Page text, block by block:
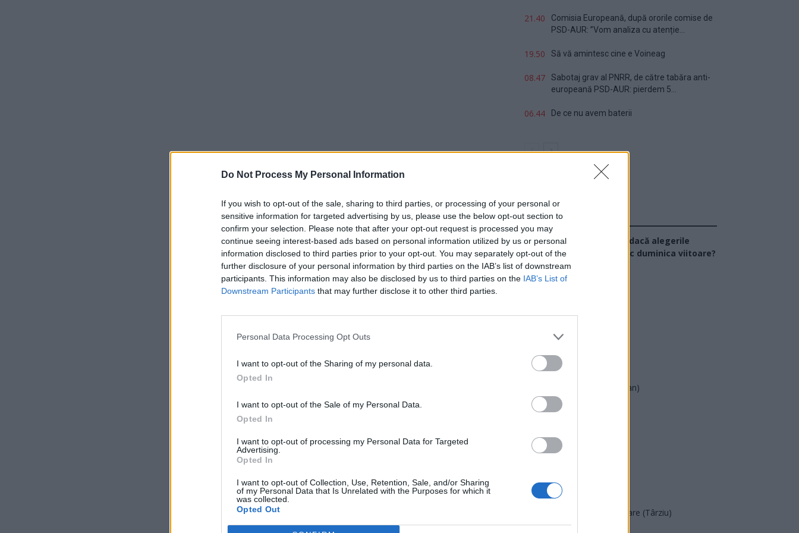
Do Not Process My Personal Information
If you wish to opt-out of the sale, sharing to third parties, or processing of your personal or
sensitive information for targeted advertising by us, please use the below opt-out section to
confirm your selection. Please note that after your opt-out request is processed you may
continue seeing interest-based ads based on personal information utilized by us or personal
information disclosed to third parties prior to your opt-out. You may separately opt-out of the
further disclosure of your personal information by third parties on the IAB’s list of downstream
participants. This information may also be disclosed by us to third parties on the IAB’s List of
Downstream Participants that may further disclose it to other third parties.
Personal Data Processing Opt Outs
I want to opt-out of the Sharing of my personal data.
Opted In
I want to opt-out of the Sale of my Personal Data.
Opted In
I want to opt-out of processing my Personal Data for Targeted
Advertising.
Opted In
I want to opt-out of Collection, Use, Retention, Sale, and/or Sharing
of my Personal Data that Is Unrelated with the Purposes for which it
was collected.
Opted Out
21.40
Comisia Europeană, după ororile comise de
PSD-AUR: ”Vom analiza cu atenție...
19.50 Să vă amintesc cine e Voineag
08.47
Sabotaj grav al PNRR, de către tabăra anti-
europeană PSD-AUR: pierdem 5...
06.44 De ce nu avem baterii
Sondaj
Ce partid ați vota dacă alegerile
parlamentare ar avea loc duminica viitoare?
USR
PSD
AUR
PMP (Tomac)
Forța Dreptei (L. Orban)
PNȚMM
SENS
PACE (Peia)
Acțiunea Conservatoare (Târziu)